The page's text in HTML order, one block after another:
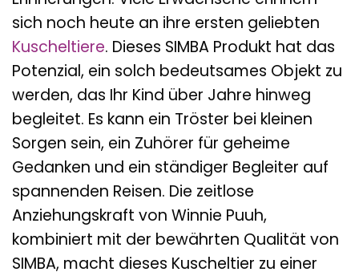
sich noch heute an ihre ersten geliebten
Kuscheltiere. Dieses SIMBA Produkt hat das
Potenzial, ein solch bedeutsames Objekt zu
werden, das Ihr Kind über Jahre hinweg
begleitet. Es kann ein Tröster bei kleinen
Sorgen sein, ein Zuhörer für geheime
Gedanken und ein ständiger Begleiter auf
spannenden Reisen. Die zeitlose
Anziehungskraft von Winnie Puuh,
kombiniert mit der bewährten Qualität von
SIMBA, macht dieses Kuscheltier zu einer